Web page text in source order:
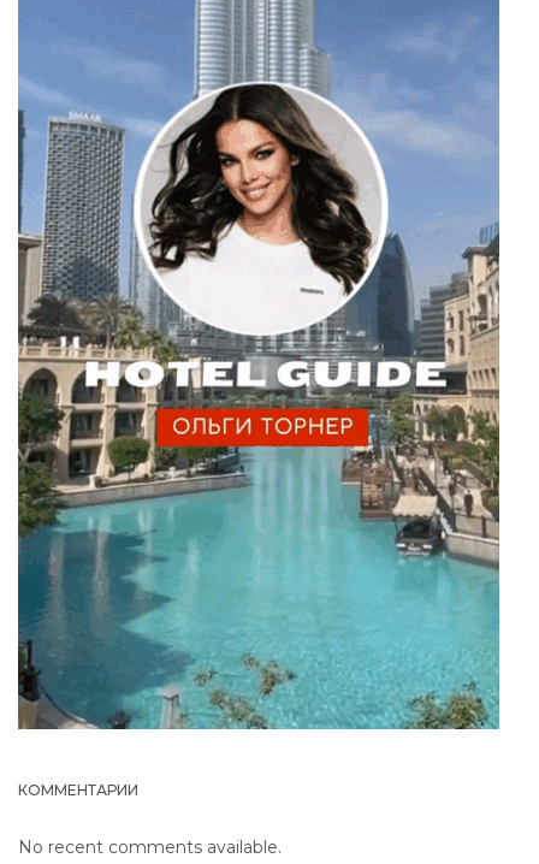
КОММЕНТАРИИ
No recent comments available.